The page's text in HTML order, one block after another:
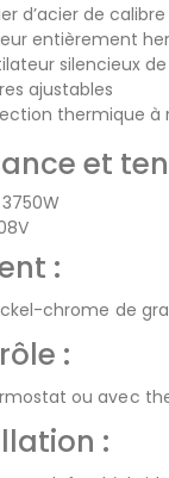
d’acier de calibre
entièrement
silencieux
ajustables
thermique
et
:
chrome de
:
ou avec
: